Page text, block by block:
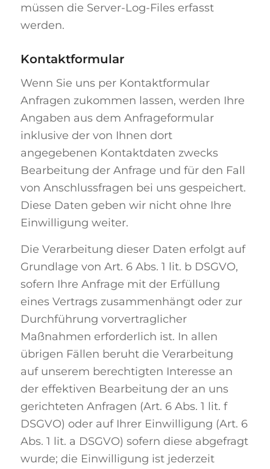
müssen die Server-Log-Files erfasst
werden.
Kontaktformular
Wenn Sie uns per Kontaktformular
Anfragen zukommen lassen, werden Ihre
Angaben aus dem Anfrageformular
inklusive der von Ihnen dort
angegebenen Kontaktdaten zwecks
Bearbeitung der Anfrage und für den Fall
von Anschlussfragen bei uns gespeichert.
Diese Daten geben wir nicht ohne Ihre
Einwilligung weiter.
Die Verarbeitung dieser Daten erfolgt auf
Grundlage von Art. 6 Abs. 1 lit. b DSGVO,
sofern Ihre Anfrage mit der Erfüllung
eines Vertrags zusammenhängt oder zur
Durchführung vorvertraglicher
Maßnahmen erforderlich ist. In allen
übrigen Fällen beruht die Verarbeitung
auf unserem berechtigten Interesse an
der effektiven Bearbeitung der an uns
gerichteten Anfragen (Art. 6 Abs. 1 lit. f
DSGVO) oder auf Ihrer Einwilligung (Art. 6
Abs. 1 lit. a DSGVO) sofern diese abgefragt
wurde; die Einwilligung ist jederzeit